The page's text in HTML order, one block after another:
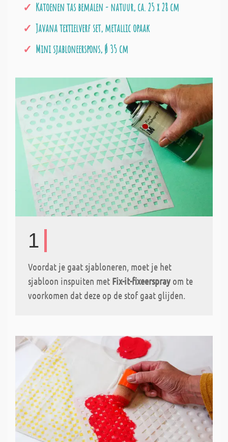
Katoenen tas bemalen - natuur, ca. 25 x 28 cm
Javana textielverf set, metallic opaak
Mini sjabloneerspons, Ø 35 cm
1
Voordat je gaat sjabloneren, moet je het
sjabloon inspuiten met Fix-it-fixeerspray om te
voorkomen dat deze op de stof gaat glijden.